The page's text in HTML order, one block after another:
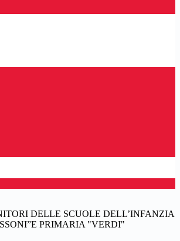
DELLE SCUOLE DELL’INFANZIA
PRIMARIA "VERDI"